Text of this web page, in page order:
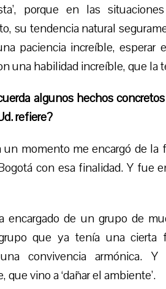
porque en las
su tendencia natural
paciencia increíble,
una habilidad increíble, que la
algunos hechos
refiere?
un momento me encargó de la
con esa finalidad. Y fue
encargado de un grupo de
que ya tenía una cierta
convivencia armónica.
que vino a ‘dañar el ambiente’.